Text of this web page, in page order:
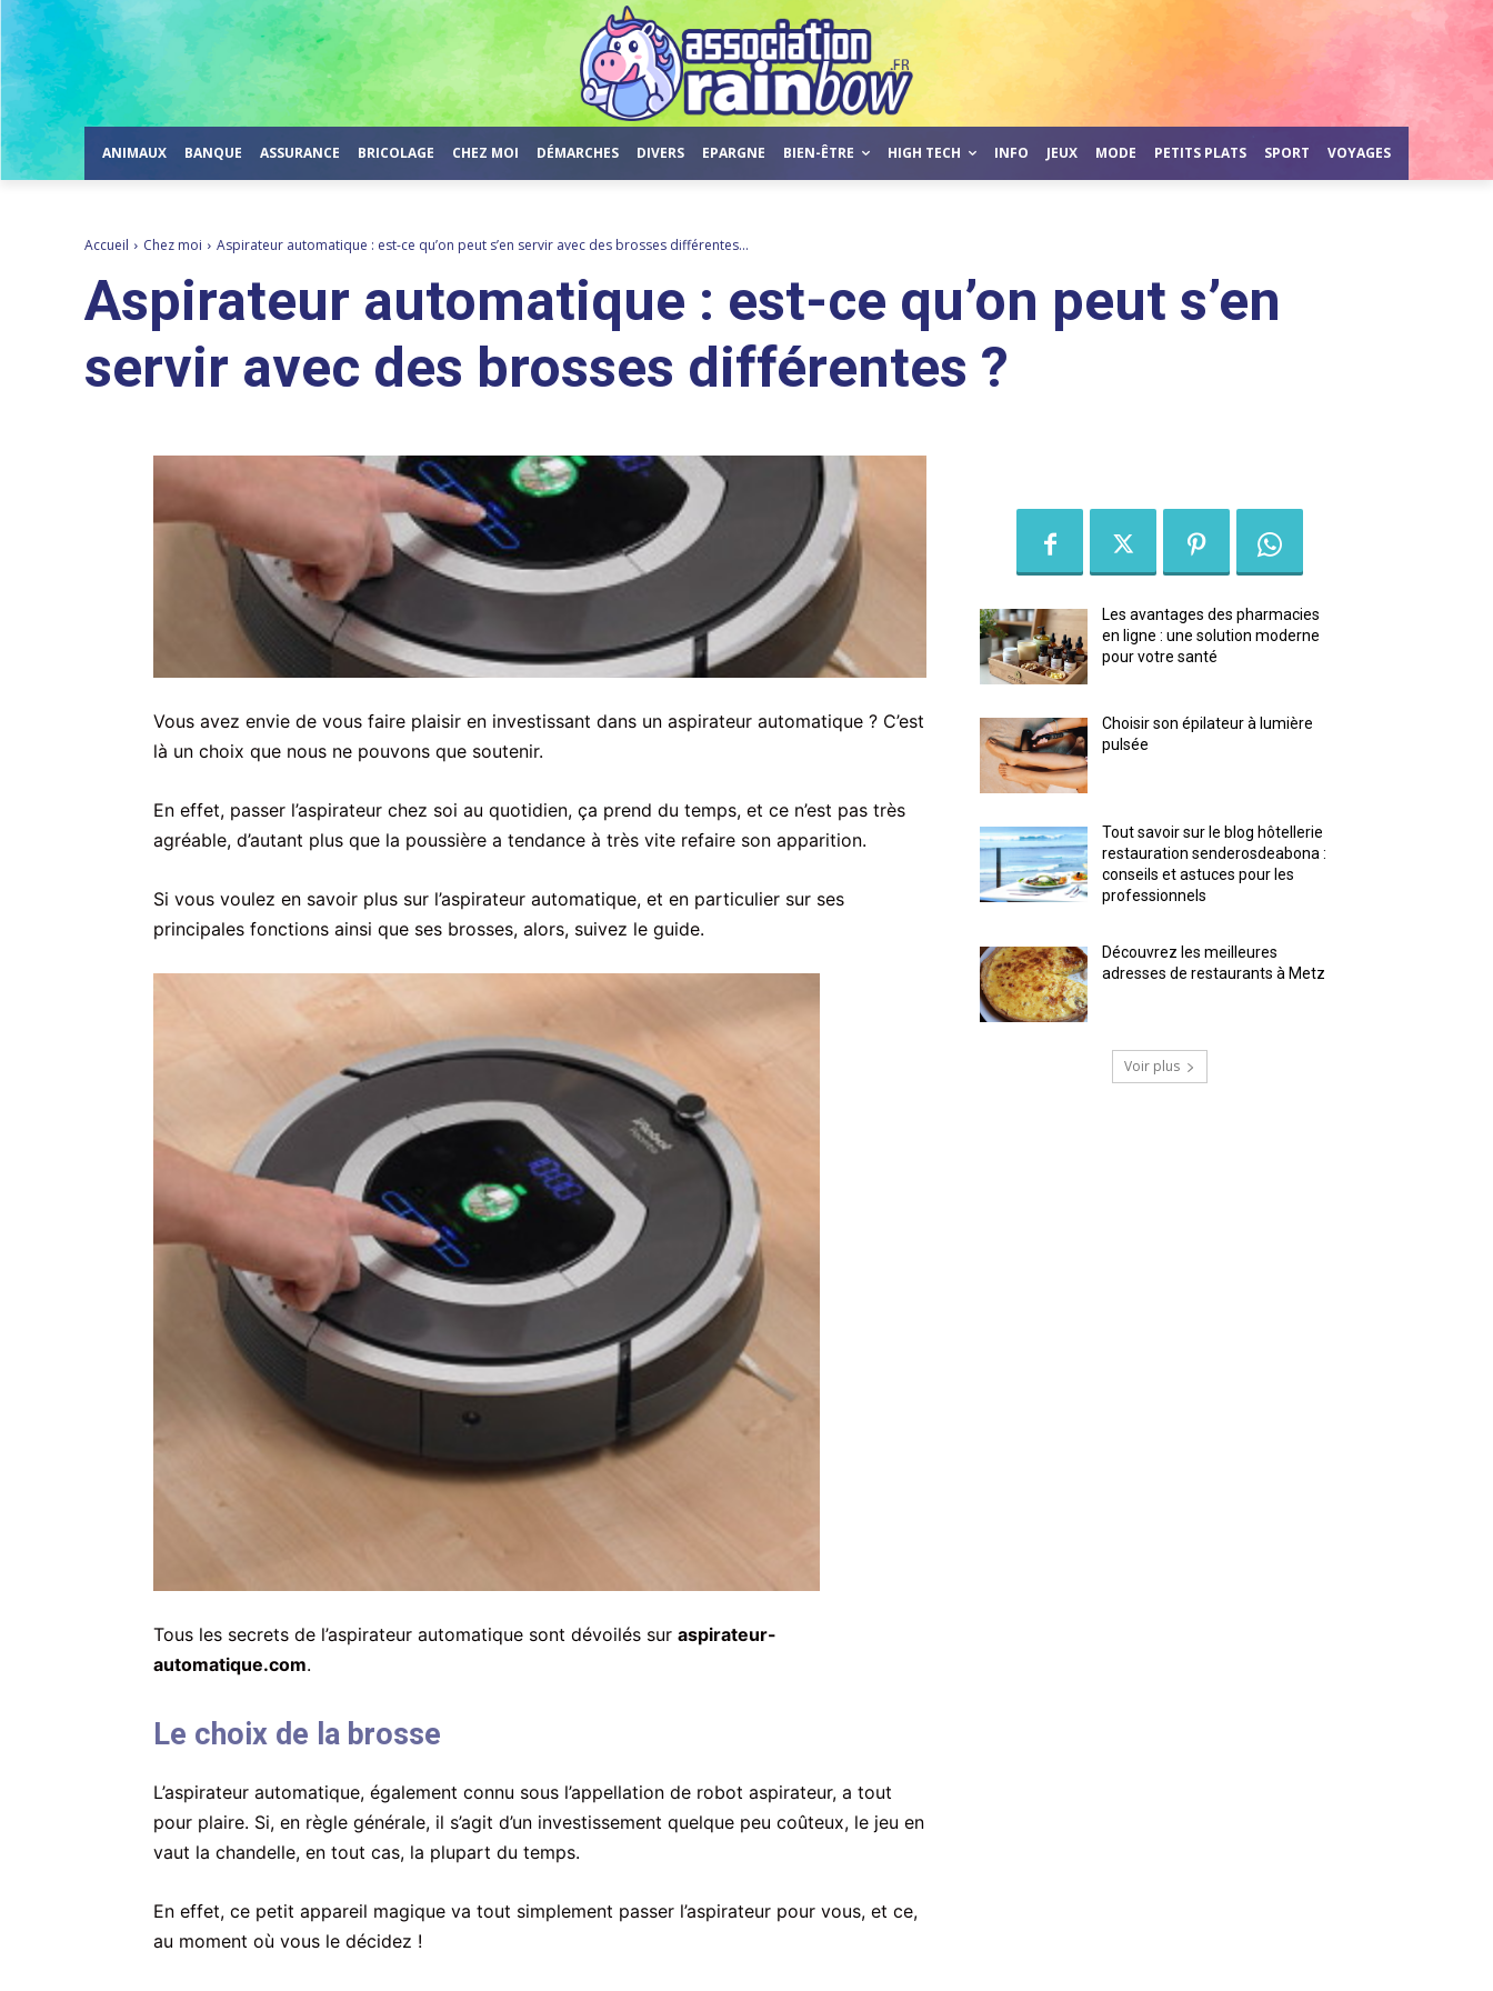
ANIMAUX BANQUE ASSURANCE BRICOLAGE CHEZ MOI DÉMARCHES DIVERS EPARGNE BIEN-ÊTRE HIGH TECH INFO JEUX MODE PETITS PLATS SPORT VOYAGES
Accueil Chez moi Aspirateur automatique : est-ce qu’on peut s’en servir avec des brosses différentes...
Aspirateur automatique : est-ce qu’on peut s’en
servir avec des brosses différentes ?
Vous avez envie de vous faire plaisir en investissant dans un aspirateur automatique ? C’est
là un choix que nous ne pouvons que soutenir.
En effet, passer l’aspirateur chez soi au quotidien, ça prend du temps, et ce n’est pas très
agréable, d’autant plus que la poussière a tendance à très vite refaire son apparition.
Si vous voulez en savoir plus sur l’aspirateur automatique, et en particulier sur ses
principales fonctions ainsi que ses brosses, alors, suivez le guide.
Tous les secrets de l’aspirateur automatique sont dévoilés sur aspirateur-
automatique.com.
Le choix de la brosse
L’aspirateur automatique, également connu sous l’appellation de robot aspirateur, a tout
pour plaire. Si, en règle générale, il s’agit d’un investissement quelque peu coûteux, le jeu en
vaut la chandelle, en tout cas, la plupart du temps.
En effet, ce petit appareil magique va tout simplement passer l’aspirateur pour vous, et ce,
au moment où vous le décidez !
Les avantages des pharmacies
en ligne : une solution moderne
pour votre santé
Choisir son épilateur à lumière
pulsée
Tout savoir sur le blog hôtellerie
restauration senderosdeabona :
conseils et astuces pour les
professionnels
Découvrez les meilleures
adresses de restaurants à Metz
Voir plus